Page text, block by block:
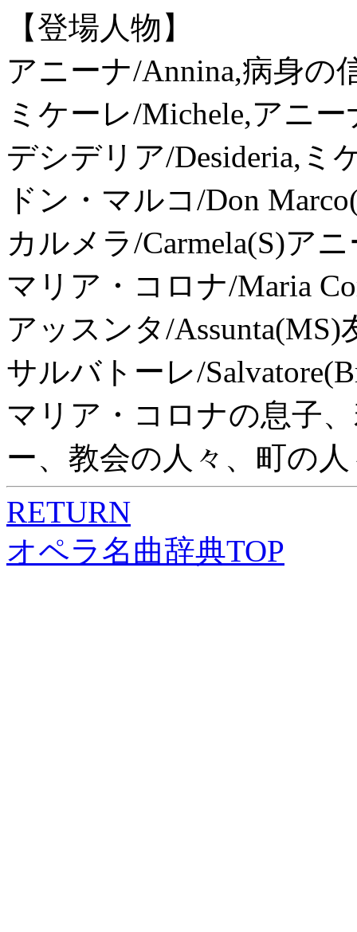
【登場人物】
アニーナ/Annina,病身の
ミケーレ/Michele,アニ
デシデリア/Desideria,ミ
ドン・マルコ/Don
カルメラ/Carmela(S)ア
マリア・コロナ/Maria
アッスンタ/Assunta(MS)
サルバトーレ/
マリア・コロナの息子
ー、教会の人々、町の
RETURN
オペラ名曲辞典TOP